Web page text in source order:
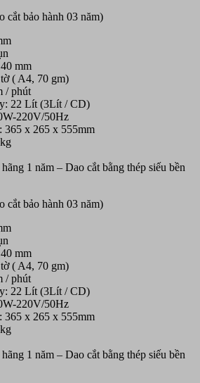
cắt bảo hành 03 năm)
mm
( A4, 70 gm)
/ phút
22 Lít (3Lít / CD)
220V/50Hz
365 x 265 x 555mm
1 năm – Dao cắt bằng thép siếu bền
cắt bảo hành 03 năm)
mm
( A4, 70 gm)
/ phút
22 Lít (3Lít / CD)
220V/50Hz
365 x 265 x 555mm
1 năm – Dao cắt bằng thép siếu bền